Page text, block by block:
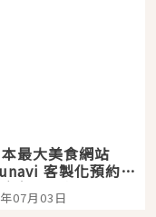
最大美食網站
客製化預約九
市餐廳，打造專屬
驗！
07月03日